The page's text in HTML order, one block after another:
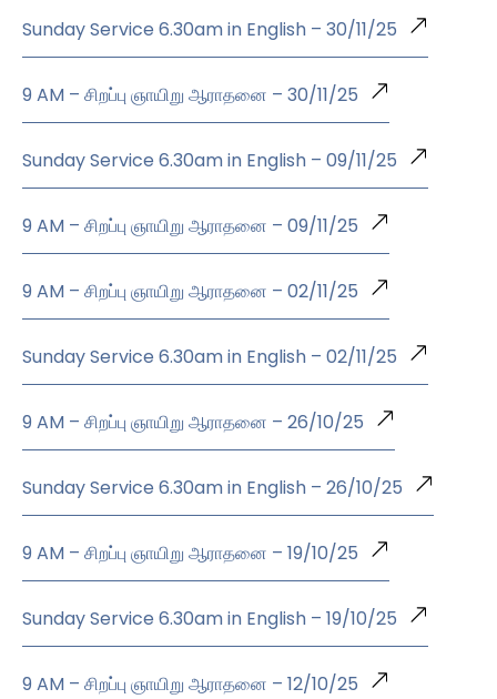
Sunday Service 6.30am in English – 30/11/25
9 AM – சிறப்பு ஞாயிறு ஆராதனை – 30/11/25
Sunday Service 6.30am in English – 09/11/25
9 AM – சிறப்பு ஞாயிறு ஆராதனை – 09/11/25
9 AM – சிறப்பு ஞாயிறு ஆராதனை – 02/11/25
Sunday Service 6.30am in English – 02/11/25
9 AM – சிறப்பு ஞாயிறு ஆராதனை – 26/10/25
Sunday Service 6.30am in English – 26/10/25
9 AM – சிறப்பு ஞாயிறு ஆராதனை – 19/10/25
Sunday Service 6.30am in English – 19/10/25
9 AM – சிறப்பு ஞாயிறு ஆராதனை – 12/10/25